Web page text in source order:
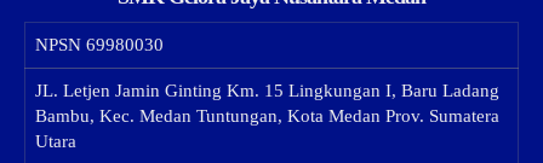
NPSN 69980030
JL. Letjen Jamin Ginting Km. 15 Lingkungan I, Baru Ladang
Bambu, Kec. Medan Tuntungan, Kota Medan Prov. Sumatera
Utara